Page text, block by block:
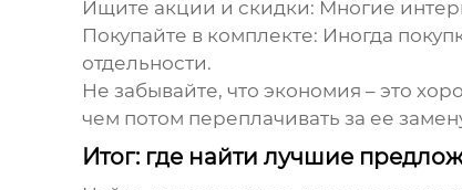
Ищите акции и скидки: Многие
Покупайте в комплекте: Иногда
отдельности.
Не забывайте, что экономия – это
чем потом переплачивать за ее
Итог: где найти лучшие